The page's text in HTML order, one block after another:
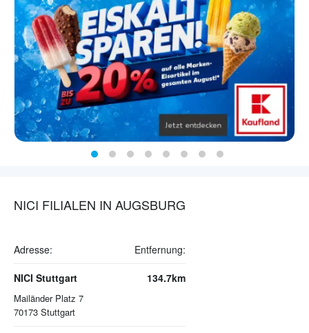
NICI FILIALEN IN AUGSBURG
Adresse: Entfernung:
NICI Stuttgart
Mailänder Platz 7
70173 Stuttgart
134.7km